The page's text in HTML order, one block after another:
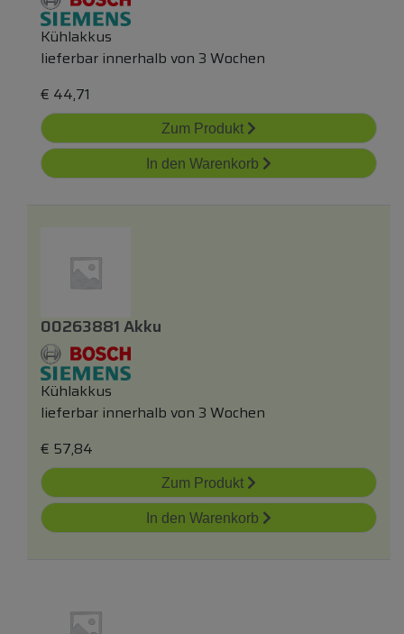
Kühlakkus
lieferbar innerhalb von 3 Wochen
€ 44,71
Zum Produkt
In den Warenkorb
00263881 Akku
Kühlakkus
lieferbar innerhalb von 3 Wochen
€ 57,84
Zum Produkt
In den Warenkorb